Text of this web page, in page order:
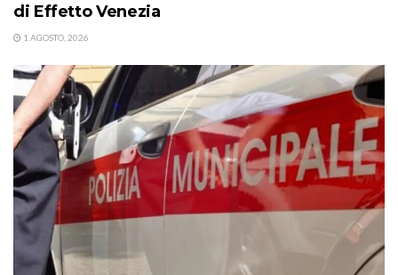
di Effetto Venezia
1 AGOSTO, 2026